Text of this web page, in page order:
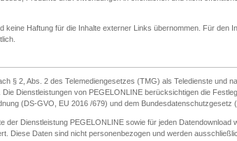
keine Haftung für die Inhalte externer Links übernommen. Für den
§ 2, Abs. 2 des Telemediengesetzes (TMG) als Teledienste und
Dienstleistungen von PEGELONLINE berücksichtigen die
(DS-GVO, EU 2016 /679) und dem Bundesdatenschutzgesetz
der Dienstleistung PEGELONLINE sowie für jeden Datendownload
Diese Daten sind nicht personenbezogen und werden